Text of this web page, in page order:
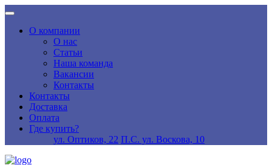
О компании
О нас
Статьи
Наша команда
Вакансии
Контакты
Контакты
Доставка
Оплата
Где купить?
ул. Оптиков, 22 П.С. ул. Воскова, 10